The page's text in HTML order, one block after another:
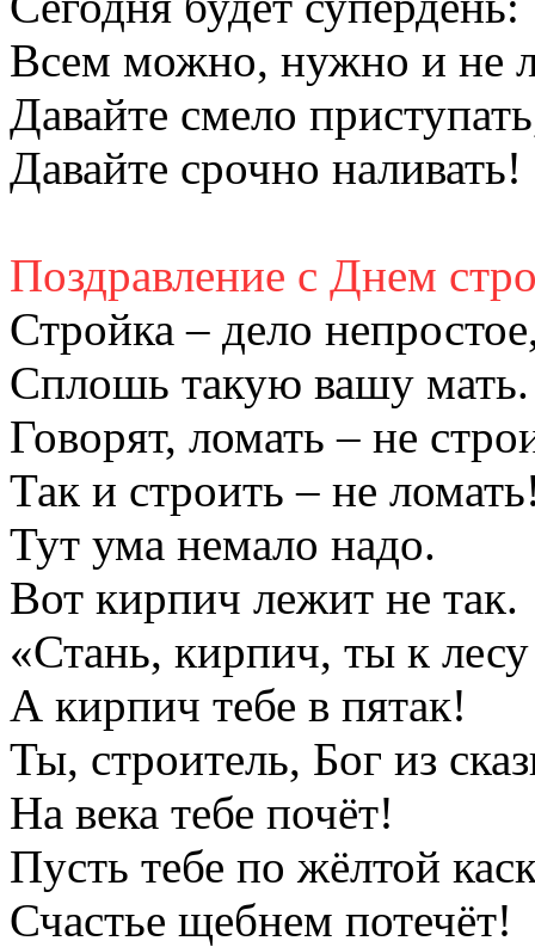
Всем можно, нужно и не
Давайте смело
Давайте срочно наливать!
Поздравление с Днем
Стройка – дело
Сплошь такую вашу мать.
Говорят, ломать – не
Так и строить – не
Тут ума немало надо.
Вот кирпич лежит не так.
«Стань, кирпич, ты к
А кирпич тебе в пятак!
Ты, строитель, Бог из
На века тебе почёт!
Пусть тебе по жёлтой
Счастье щебнем потечёт!